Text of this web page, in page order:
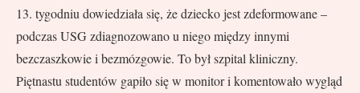
13. tygodniu dowiedziała się, że dziecko jest zdeformowane –
podczas USG zdiagnozowano u niego między innymi
bezczaszkowie i bezmózgowie. To był szpital kliniczny.
Piętnastu studentów gapiło się w monitor i komentowało wygląd